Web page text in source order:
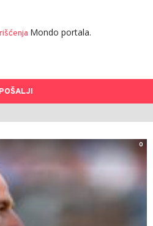
Mondo portala.
POŠALJI
0